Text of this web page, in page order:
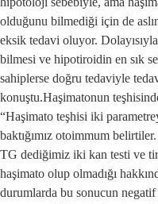
olduğunu bilmediği için de
eksik tedavi oluyor.
bilmesi ve hipotiroidin en sık
sahiplerse doğru tedaviyle
konuştu.Haşimatonun
“Haşimato teşhisi iki
baktığımız otoimmum
TG dediğimiz iki kan testi ve
haşimato olup olmadığı
durumlarda bu sonucun